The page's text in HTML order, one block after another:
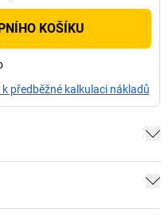
KOŠÍKU
předběžné kalkulaci nákladů